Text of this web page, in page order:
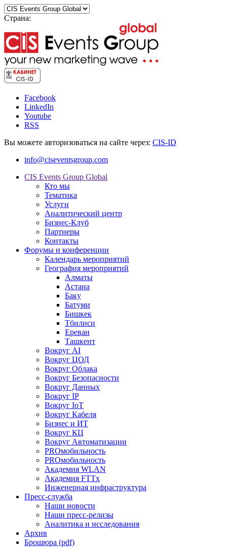
Страна:
Facebook
LinkedIn
Youtube
RSS
Вы можете авторизоваться на сайте через: CIS-ID
info@ciseventsgroup.com
CIS Events Group Global
Кто мы
Тематика
Услуги
Аналитический центр
Бизнес-Клуб
Партнеры
Контакты
Форумы и конференции
Календарь мероприятий
География мероприятий
Алматы
Астана
Баку
Батуми
Бишкек
Тбилиси
Ереван
Ташкент
Вокруг AI
Вокруг ЦОД
Вокруг Облака
Вокруг Безопасности
Вокруг Данных
Вокруг IP
Вокруг IoT
Вокруг Кабеля
Бизнес и ИТ
Вокруг КЦ
Вокруг Автоматизации
PROмобильность
PROмобильность
Академия WLAN
Академия FTTx
Инженерная инфраструктура
Пресс-служба
Наши новости
Наши пресс-релизы
Аналитика и исследования
Архив
Брошюра (pdf)